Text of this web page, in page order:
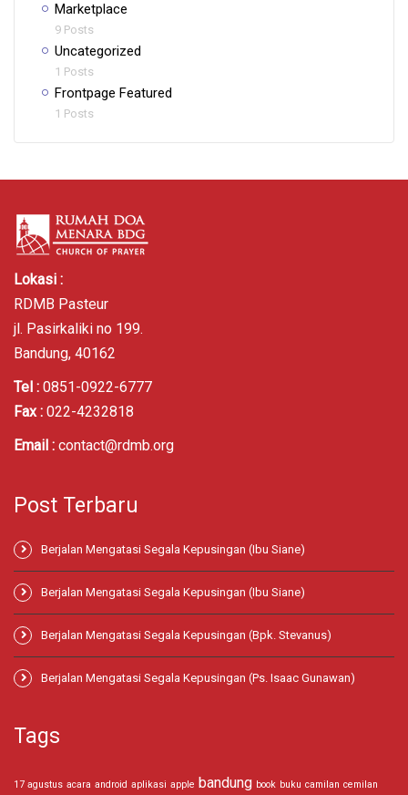
Marketplace
9 Posts
Uncategorized
1 Posts
Frontpage Featured
1 Posts
Lokasi :
RDMB Pasteur
jl. Pasirkaliki no 199.
Bandung, 40162
Tel : 0851-0922-6777
Fax : 022-4232818
Email : contact@rdmb.org
Post Terbaru
Berjalan Mengatasi Segala Kepusingan (Ibu Siane)
Berjalan Mengatasi Segala Kepusingan (Ibu Siane)
Berjalan Mengatasi Segala Kepusingan (Bpk. Stevanus)
Berjalan Mengatasi Segala Kepusingan (Ps. Isaac Gunawan)
Tags
17 agustus acara android aplikasi apple bandung book buku camilan cemilan